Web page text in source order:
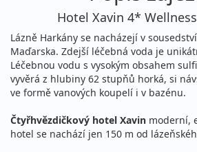
čtvrtek - neděle
4 970 Kč
cena za 4 dny (3 noci)
11.10. - 18.10.2026
neděle - neděle
9 360 Kč
cena za 8 dní (7 nocí)
Hotel Xavin 4*
Lázně Harkány se nacházejí v
Maďarska. Zdejší léčebná voda je
Léčebnou vodu s vysokým obsahem
vyvěrá z hlubiny 62 stupňů horká, si
ve formě vanových koupelí i v bazénu.
Čtyřhvězdičkový hotel Xavin moderní,
hotel se nachází jen 150 m od